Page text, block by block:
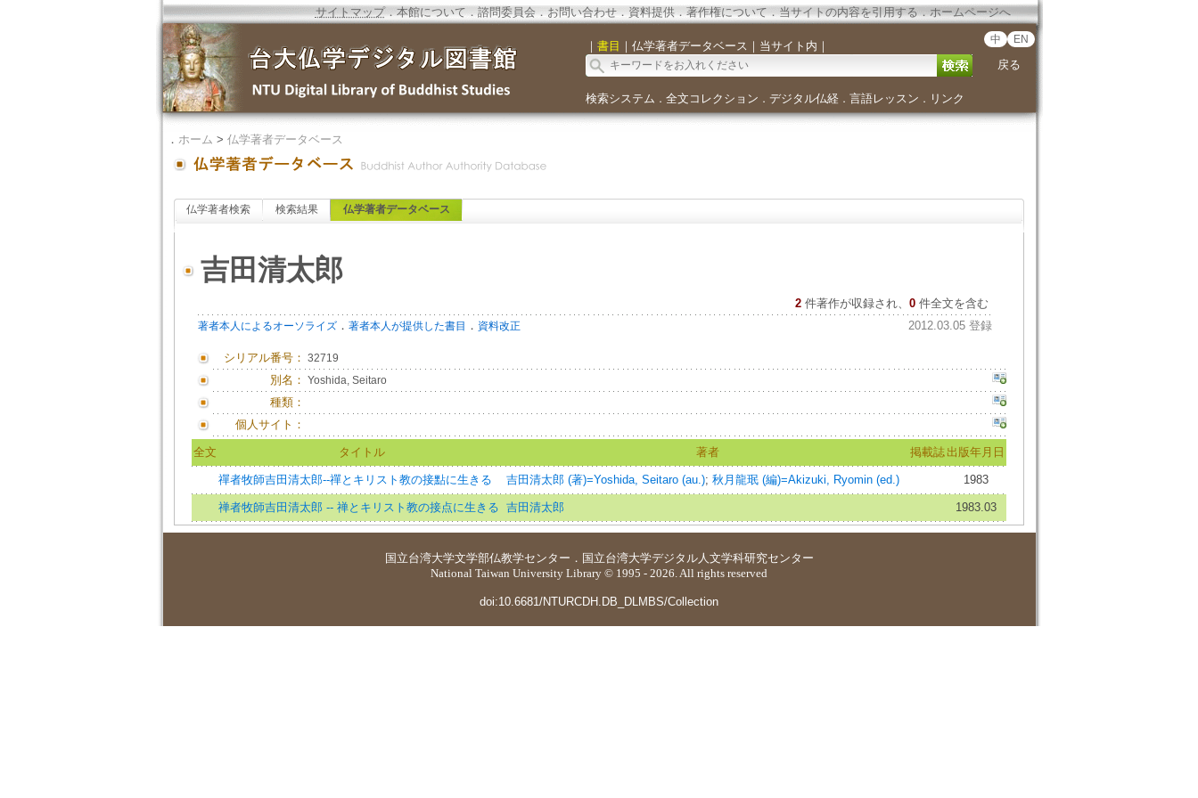
サイトマップ．本館について．諮問委員会． お問い合わせ． 資料提供．著作権について．当サイトの内容を引用する．ホームページへ
｜ 書目 ｜ 仏学著者データベース ｜ 当サイト内 ｜ 中 EN
戻る
検索システム ． 全文コレクション ． デジタル仏経． 言語レッスン ． リンク
． ホーム > 仏学著者データベース
仏学著者検索 検索結果 仏学著者データベース
吉田清太郎
2 件著作が収録され、 0件全文を含む
著者本人によるオーソライズ． 著者本人が提供した書目 ． 資料改正 2012.03.05 登録
シリアル番号： 32719
別名： Yoshida, Seitaro
種類：
個人サイト：
全文 タイトル 著者 掲載誌 出版年月日
禪者牧師吉田清太郎--禪とキリスト教の接點に生きる 吉田清太郎 (著)=Yoshida, Seitaro (au.); 秋月龍珉 (編)=Akizuki, Ryomin (ed.) 1983
禅者牧師吉田清太郎 -- 禅とキリスト教の接点に生きる 吉田清太郎 1983.03
国立台湾大学文学部仏教学センター ． 国立台湾大学デジタル人文学科研究センター
National Taiwan University Library © 1995 - 2026. All rights reserved
doi:10.6681/NTURCDH.DB_DLMBS/Collection